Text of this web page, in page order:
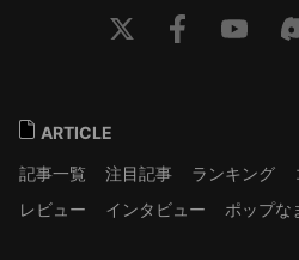
ARTICLE
記事一覧
注目記事 ランキング
レビュー
インタビュー ポップな